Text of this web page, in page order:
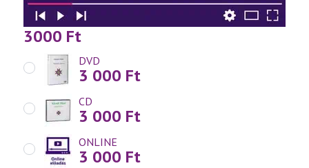
3000 Ft
DVD
3 000 Ft
CD
3 000 Ft
ONLINE
3 000 Ft